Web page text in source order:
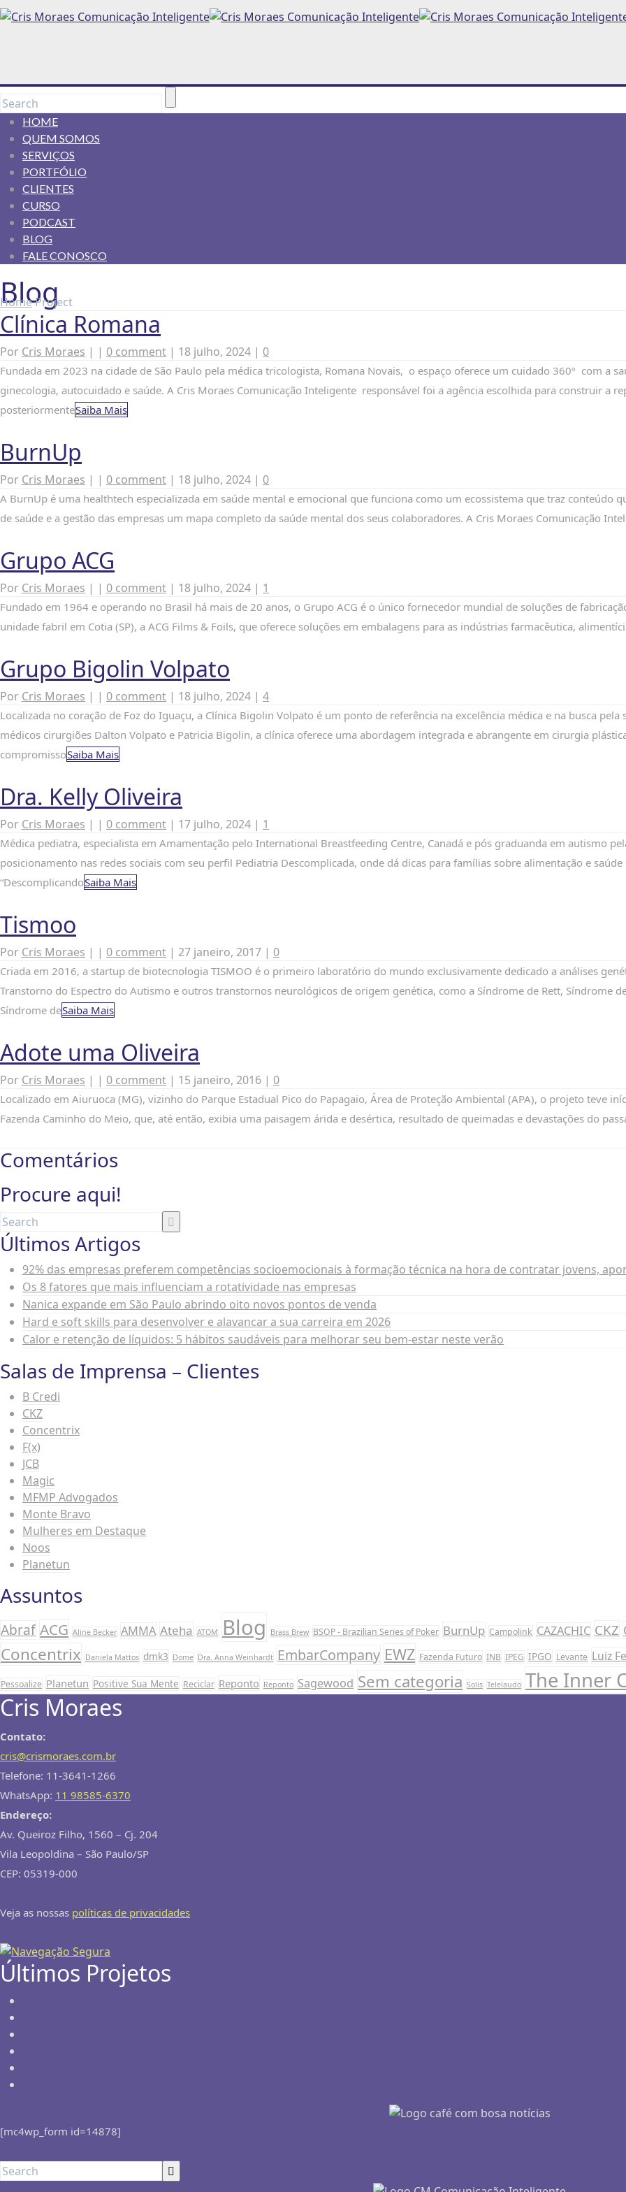
HOME
QUEM SOMOS
SERVIÇOS
PORTFÓLIO
CLIENTES
CURSO
PODCAST
BLOG
FALE CONOSCO
Blog
HomeProject
Clínica Romana
Por Cris Moraes | | 0 comment | 18 julho, 2024 | 0
Fundada em 2023 na cidade de São Paulo pela médica tricologista, Romana Novais, o espaço oferece um cuidado 360º com a
ginecologia, autocuidado e saúde. A Cris Moraes Comunicação Inteligente responsável foi a agência escolhida para construir a
posteriormenteSaiba Mais
BurnUp
Por Cris Moraes | | 0 comment | 18 julho, 2024 | 0
A BurnUp é uma healthtech especializada em saúde mental e emocional que funciona como um ecossistema que traz conteúdo
de saúde e a gestão das empresas um mapa completo da saúde mental dos seus colaboradores. A Cris Moraes Comunicação
Grupo ACG
Por Cris Moraes | | 0 comment | 18 julho, 2024 | 1
Fundado em 1964 e operando no Brasil há mais de 20 anos, o Grupo ACG é o único fornecedor mundial de soluções de
unidade fabril em Cotia (SP), a ACG Films & Foils, que oferece soluções em embalagens para as indústrias farmacêutica,
Grupo Bigolin Volpato
Por Cris Moraes | | 0 comment | 18 julho, 2024 | 4
Localizada no coração de Foz do Iguaçu, a Clínica Bigolin Volpato é um ponto de referência na excelência médica e na busca
médicos cirurgiões Dalton Volpato e Patricia Bigolin, a clínica oferece uma abordagem integrada e abrangente em cirurgia
compromissoSaiba Mais
Dra. Kelly Oliveira
Por Cris Moraes | | 0 comment | 17 julho, 2024 | 1
Médica pediatra, especialista em Amamentação pelo International Breastfeeding Centre, Canadá e pós graduanda em autismo
posicionamento nas redes sociais com seu perfil Pediatria Descomplicada, onde dá dicas para famílias sobre alimentação e
“DescomplicandoSaiba Mais
Tismoo
Por Cris Moraes | | 0 comment | 27 janeiro, 2017 | 0
Criada em 2016, a startup de biotecnologia TISMOO é o primeiro laboratório do mundo exclusivamente dedicado a análises
Transtorno do Espectro do Autismo e outros transtornos neurológicos de origem genética, como a Síndrome de Rett, Síndrome
Síndrome deSaiba Mais
Adote uma Oliveira
Por Cris Moraes | | 0 comment | 15 janeiro, 2016 | 0
Localizado em Aiuruoca (MG), vizinho do Parque Estadual Pico do Papagaio, Área de Proteção Ambiental (APA), o projeto teve
Fazenda Caminho do Meio, que, até então, exibia uma paisagem árida e desértica, resultado de queimadas e devastações do
Comentários
Procure aqui!
Últimos Artigos
92% das empresas preferem competências socioemocionais à formação técnica na hora de contratar jovens,
Os 8 fatores que mais influenciam a rotatividade nas empresas
Nanica expande em São Paulo abrindo oito novos pontos de venda
Hard e soft skills para desenvolver e alavancar a sua carreira em 2026
Calor e retenção de líquidos: 5 hábitos saudáveis para melhorar seu bem-estar neste verão
Salas de Imprensa – Clientes
B Credi
CKZ
Concentrix
F(x)
JCB
Magic
MFMP Advogados
Monte Bravo
Mulheres em Destaque
Noos
Planetun
Assuntos
Abraf ACG Aline Becker AMMA Ateha ATOM Blog Brass Brew BSOP - Brazilian Series of Poker BurnUp Campolink CAZACHIC CKZ
Concentrix Daniela Mattos dmk3 Dome Dra. Anna Weinhardt EmbarCompany EWZ Fazenda Futuro INB IPEG IPGO Levante Luiz
Pessoalize Planetun Positive Sua Mente Reciclar Reponto Reponto Sagewood Sem categoria Solis Telelaudo The Inner
Cris Moraes
Contato:
cris@crismoraes.com.br
Telefone: 11-3641-1266
WhatsApp: 11 98585-6370
Endereço:
Av. Queiroz Filho, 1560 – Cj. 204
Vila Leopoldina – São Paulo/SP
CEP: 05319-000
Veja as nossas políticas de privacidades
Últimos Projetos
[mc4wp_form id=14878]